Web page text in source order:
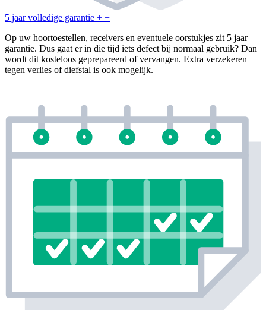
5 jaar volledige garantie + −
Op uw hoortoestellen, receivers en eventuele oorstukjes zit 5 jaar
garantie. Dus gaat er in die tijd iets defect bij normaal gebruik? Dan
wordt dit kosteloos geprepareerd of vervangen. Extra verzekeren
tegen verlies of diefstal is ook mogelijk.